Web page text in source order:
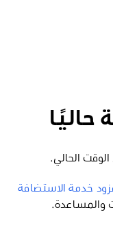
حاليًا
الحالي.
خدمة الاستضافة
والمساعدة.